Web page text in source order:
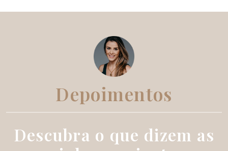
Depoimentos
Descubra o que dizem as